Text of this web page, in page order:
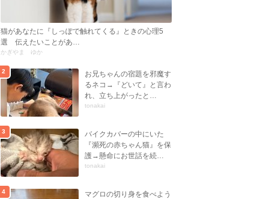
猫があなたに『しっぽで触れてくる』ときの心理5
選 伝えたいことがあ…
かぎやま ゆか
2
お兄ちゃんの宿題を邪魔す
るネコ→『どいて』と言わ
れ、立ち上がったと…
tonakai
3
バイクカバーの中にいた
『瀕死の赤ちゃん猫』を保
護→懸命にお世話を続…
tonakai
4
マグロの切り身を食べよう